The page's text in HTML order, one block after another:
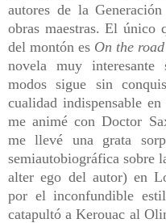
autores de la
obras maestras. El único
del montón es On the road
novela muy
modos sigue sin
cualidad indispensable
me animé con Doctor
me llevé una grata
semiautobiográfica sobre
alter ego del autor) en
por el inconfundible
catapultó a Kerouac al